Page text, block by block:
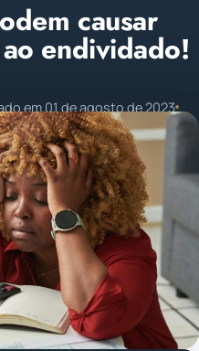
causar
endividado!
em 01 de agosto de 2023